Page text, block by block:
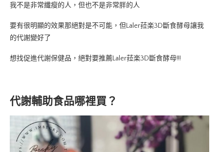
我不是非常纖瘦的人，但也不是非常胖的人
要有很明顯的效果那絕對是不可能，但Laler菈楽3D斷食酵母讓我
的代謝變好了
想找促進代謝保健品，絕對要推薦Laler菈楽3D斷食酵母!!!
代謝輔助食品哪裡買？